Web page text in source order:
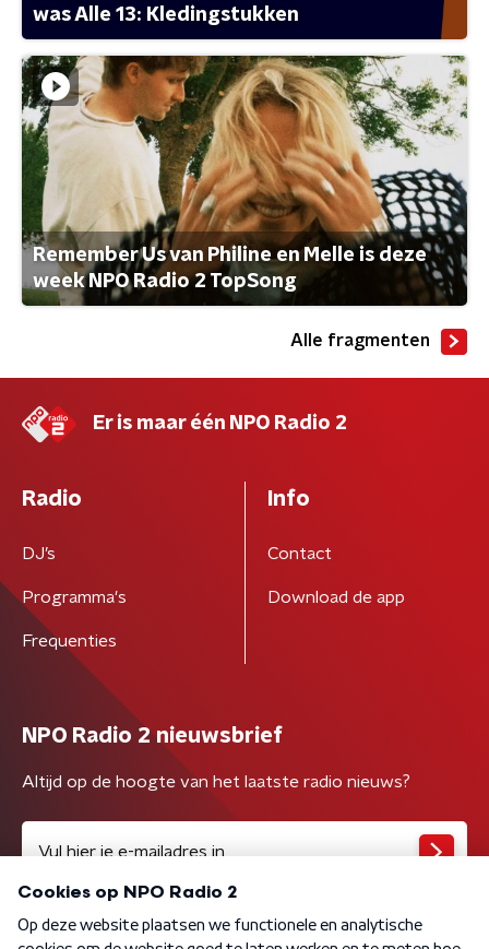
was Alle 13: Kledingstukken
Remember Us van Philine en Melle is deze
week NPO Radio 2 TopSong
Alle fragmenten
Er is maar één NPO Radio 2
Radio
DJ’s
Programma's
Frequenties
Info
Contact
Download de app
NPO Radio 2 nieuwsbrief
Altijd op de hoogte van het laatste radio nieuws?